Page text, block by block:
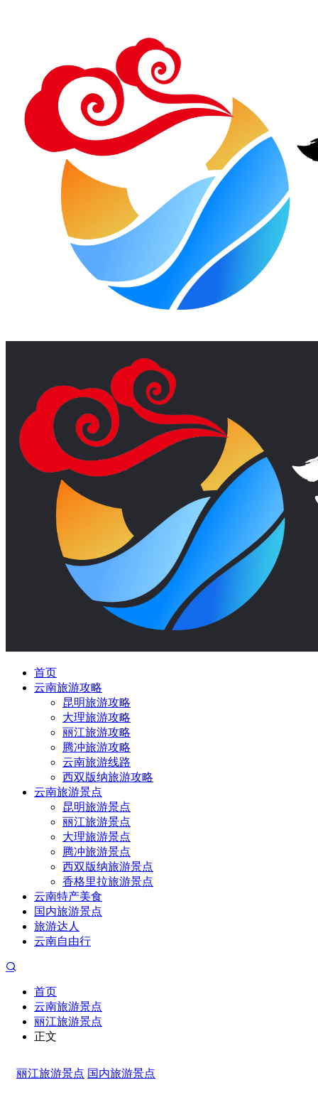
首页
云南旅游攻略
昆明旅游攻略
大理旅游攻略
丽江旅游攻略
腾冲旅游攻略
云南旅游线路
西双版纳旅游攻略
云南旅游景点
昆明旅游景点
丽江旅游景点
大理旅游景点
腾冲旅游景点
西双版纳旅游景点
香格里拉旅游景点
云南特产美食
国内旅游景点
旅游达人
云南自由行
首页
云南旅游景点
丽江旅游景点
正文
丽江旅游景点 国内旅游景点